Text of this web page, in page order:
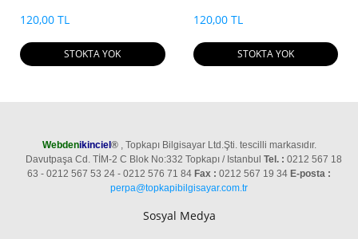
120,00 TL
STOKTA YOK
120,00 TL
STOKTA YOK
Webdenikinciel®, Topkapı Bilgisayar Ltd.Şti. tescilli markasıdır.
Davutpaşa Cd. TİM-2 C Blok No:332 Topkapı / Istanbul Tel. : 0212 567 18
63 - 0212 567 53 24 - 0212 576 71 84 Fax : 0212 567 19 34 E-posta :
perpa@topkapibilgisayar.com.tr
Sosyal Medya